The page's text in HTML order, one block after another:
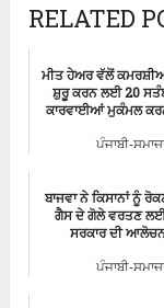
RELATED
ਮੀਤ ਹੇਅਰ ਵੱਲੋਂ
ਸ਼ੁਰੂ ਕਰਨ ਲਈ 20
ਕਾਰਵਾਈਆਂ ਮੁਕੰਮਲ
ਪੰਜਾਬੀ-
ਬਾਜਵਾ ਨੇ ਕਿਸਾਨਾਂ ਨੂੰ
ਗੈਸ ਦੇ ਗੋਲੇ ਵਰਤਣ
ਸਰਕਾਰ ਦੀ
ਪੰਜਾਬੀ-